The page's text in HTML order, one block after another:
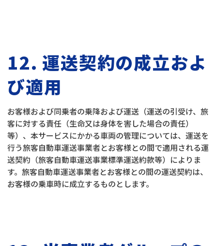
12. 運送契約の成立およ
び適用
お客様および同乗者の乗降および運送（運送の引受け、旅
客に対する責任（生命又は身体を害した場合の責任）
等）、本サービスにかかる車両の管理については、運送を
行う旅客自動車運送事業者とお客様との間で適用される運
送契約（旅客自動車運送事業標準運送約款等）によりま
す。旅客自動車運送事業者とお客様との間の運送契約は、
お客様の乗車時に成立するものとします。